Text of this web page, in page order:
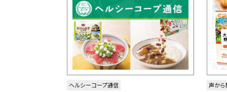
ヘルシーコープ通信 声か